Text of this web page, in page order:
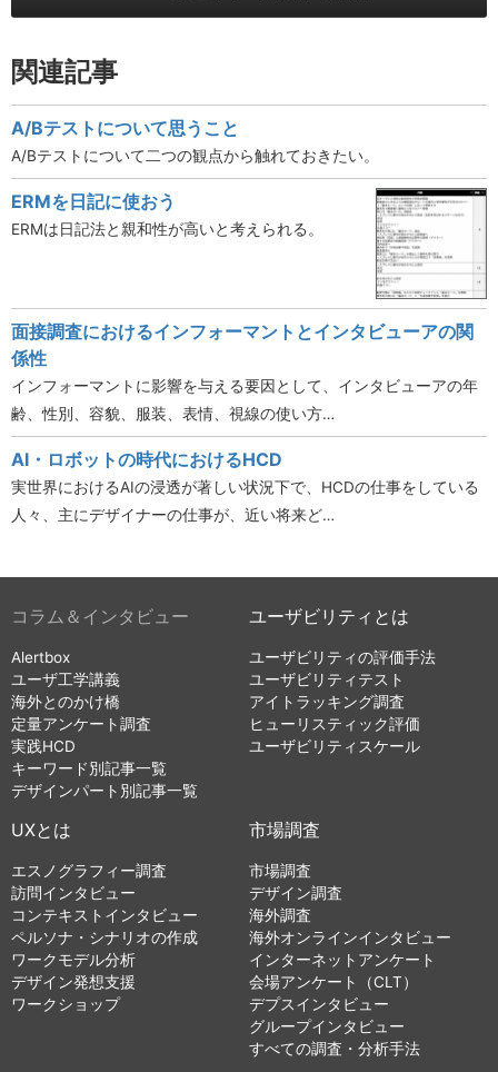
関連記事
A/Bテストについて思うこと
A/Bテストについて二つの観点から触れておきたい。
ERMを日記に使おう
ERMは日記法と親和性が高いと考えられる。
面接調査におけるインフォーマントとインタビューアの関
係性
インフォーマントに影響を与える要因として、インタビューアの年
齢、性別、容貌、服装、表情、視線の使い方…
AI・ロボットの時代におけるHCD
実世界におけるAIの浸透が著しい状況下で、HCDの仕事をしている
人々、主にデザイナーの仕事が、近い将来ど…
コラム＆インタビュー
Alertbox
ユーザ工学講義
海外とのかけ橋
定量アンケート調査
実践HCD
キーワード別記事一覧
デザインパート別記事一覧
ユーザビリティとは
ユーザビリティの評価手法
ユーザビリティテスト
アイトラッキング調査
ヒューリスティック評価
ユーザビリティスケール
UXとは
エスノグラフィー調査
訪問インタビュー
コンテキストインタビュー
ペルソナ・シナリオの作成
ワークモデル分析
デザイン発想支援
ワークショップ
市場調査
市場調査
デザイン調査
海外調査
海外オンラインインタビュー
インターネットアンケート
会場アンケート（CLT）
デプスインタビュー
グループインタビュー
すべての調査・分析手法